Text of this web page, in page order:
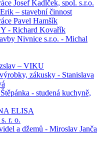
Josef Kadlček, spol. s.r.o.
– stavební činnost
Pavel Hamšík
- Richard Kovařík
Nivnice s.r.o. - Michal
– VIKU
zákusky - Stanislava
- studená kuchyně,
ELISA
r. o.
a džemů - Miroslav Janča